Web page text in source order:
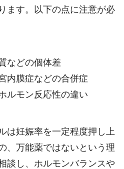
ます。以下の点に注意が必
などの個体差
内膜症などの合併症
ルモン反応性の違い
は妊娠率を一定程度押し上
、万能薬ではないという理
談し、ホルモンバランスや